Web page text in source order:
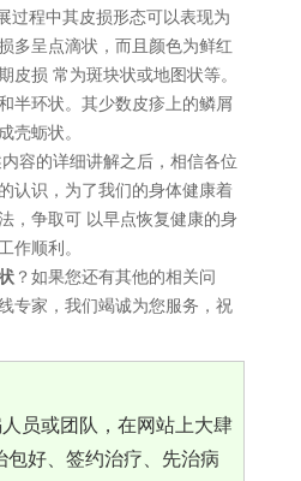
程中其皮损形态可以表现为
多呈点滴状，而且颜色为鲜红
皮损 常为斑块状或地图状等。
半环状。其少数皮疹上的鳞屑
壳蛎状。
的详细讲解之后，相信各位
认识，为了我们的身体健康着
，争取可 以早点恢复健康的身
作顺利。
？如果您还有其他的相关问
专家，我们竭诚为您服务，祝
员或团队，在网站上大肆
包好、签约治疗、先治病